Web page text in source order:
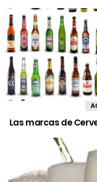
Las marcas de